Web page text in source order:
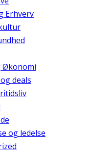
Erhverv
Økonomi
deals
og ledelse